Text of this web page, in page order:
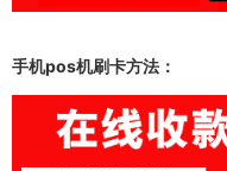
手机pos机刷卡方法：